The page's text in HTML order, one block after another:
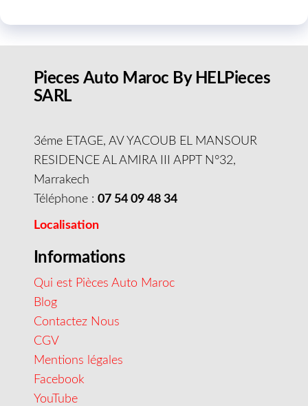
Pieces Auto Maroc By HELPieces
SARL
3éme ETAGE, AV YACOUB EL MANSOUR
RESIDENCE AL AMIRA III APPT N°32,
Marrakech
Téléphone : 07 54 09 48 34
Localisation
Informations
Qui est Pièces Auto Maroc
Blog
Contactez Nous
CGV
Mentions légales
Facebook
YouTube